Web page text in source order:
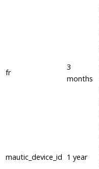
fr
3
months
mautic_device_id 1 year